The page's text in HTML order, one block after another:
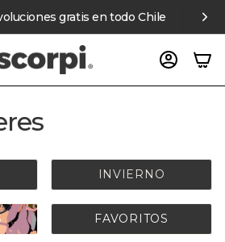
pagando con Mercado Pago 6
gratis en todo Chile
INVIERNO
FAVORITOS